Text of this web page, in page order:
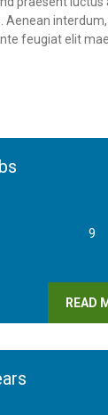
Aenean
feugiat elit
9
READ